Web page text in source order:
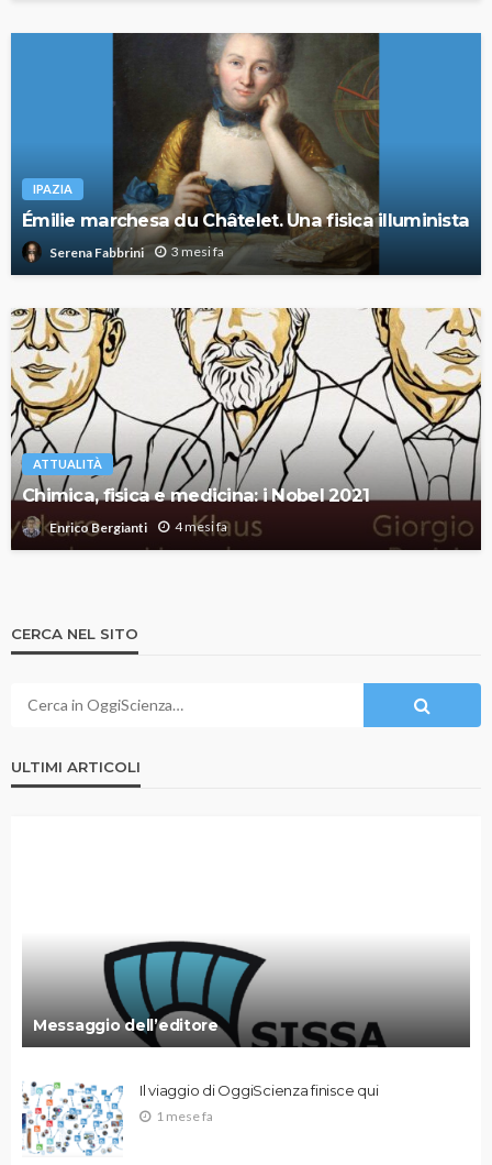
IPAZIA
Émilie marchesa du Châtelet. Una fisica illuminista
Serena Fabbrini 3 mesi fa
ATTUALITÀ
Chimica, fisica e medicina: i Nobel 2021
Enrico Bergianti 4 mesi fa
CERCA NEL SITO
ULTIMI ARTICOLI
Messaggio dell’editore
Il viaggio di OggiScienza finisce qui
1 mese fa